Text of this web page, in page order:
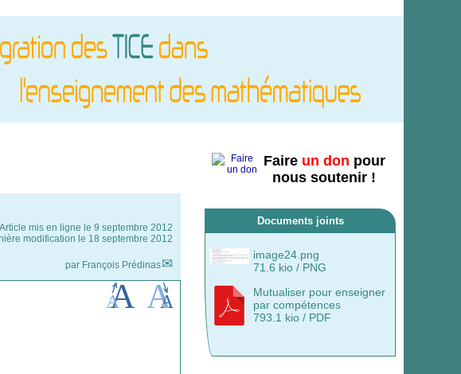
Article mis en ligne le 9 septembre 2012
modification le 18 septembre 2012
par François Prédinas
Faire un don pour
nous soutenir !
Documents joints
image24.png
71.6 kio / PNG
Mutualiser pour enseigner
par compétences
793.1 kio / PDF